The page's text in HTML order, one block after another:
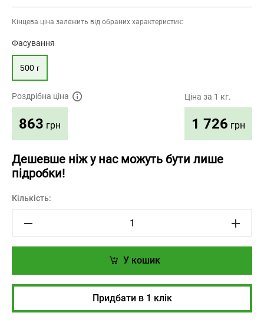
Кінцева ціна залежить від обраних характеристик:
Фасування
500 г
Роздрібна ціна
863 грн
Ціна за 1 кг.
1 726 грн
Дешевше ніж у нас можуть бути лише
підробки!
Кількість:
У кошик
Придбати в 1 клік